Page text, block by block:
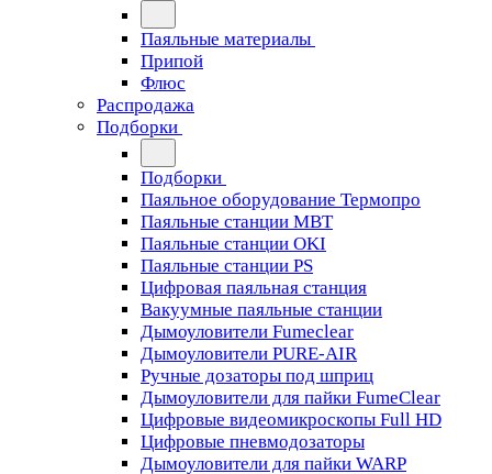
Паяльные материалы
Припой
Флюс
Распродажа
Подборки
Подборки
Паяльное оборудование Термопро
Паяльные станции MBT
Паяльные станции OKI
Паяльные станции PS
Цифровая паяльная станция
Вакуумные паяльные станции
Дымоуловители Fumeclear
Дымоуловители PURE-AIR
Ручные дозаторы под шприц
Дымоуловители для пайки FumeClear
Цифровые видеомикроскопы Full HD
Цифровые пневмодозаторы
Дымоуловители для пайки WARP